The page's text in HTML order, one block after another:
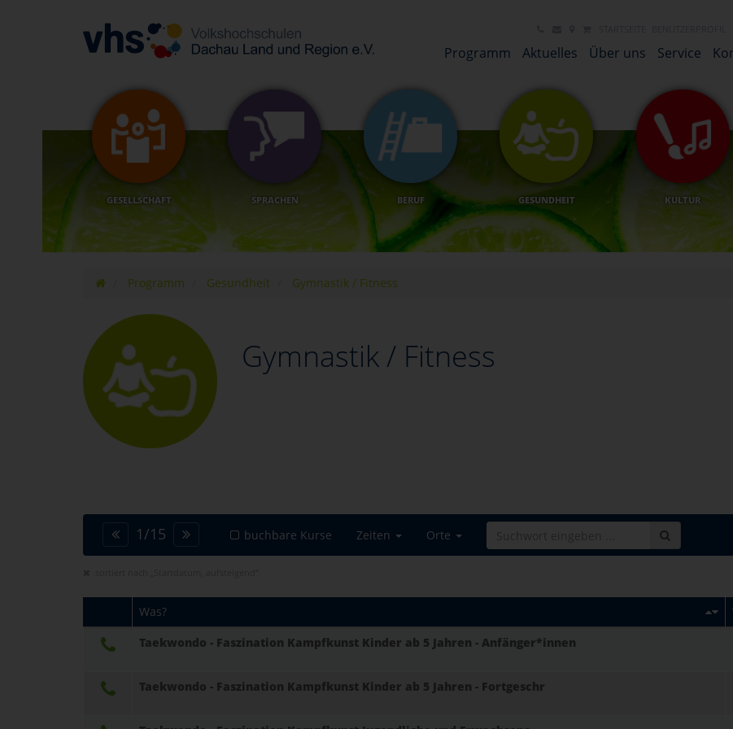
Programm Aktuelles Über uns Service
GESELLSCHAFT SPRACHEN BERUF GESUNDHEIT KULTUR
Programm Gesundheit Gymnastik / Fitness
Gymnastik / Fitness
1/15 buchbare Kurse Zeiten Orte
Was?
Taekwondo - Faszination Kampfkunst Kinder ab 5 Jahren - Anfänger*innen
Taekwondo - Faszination Kampfkunst Kinder ab 5 Jahren - Fortgeschr